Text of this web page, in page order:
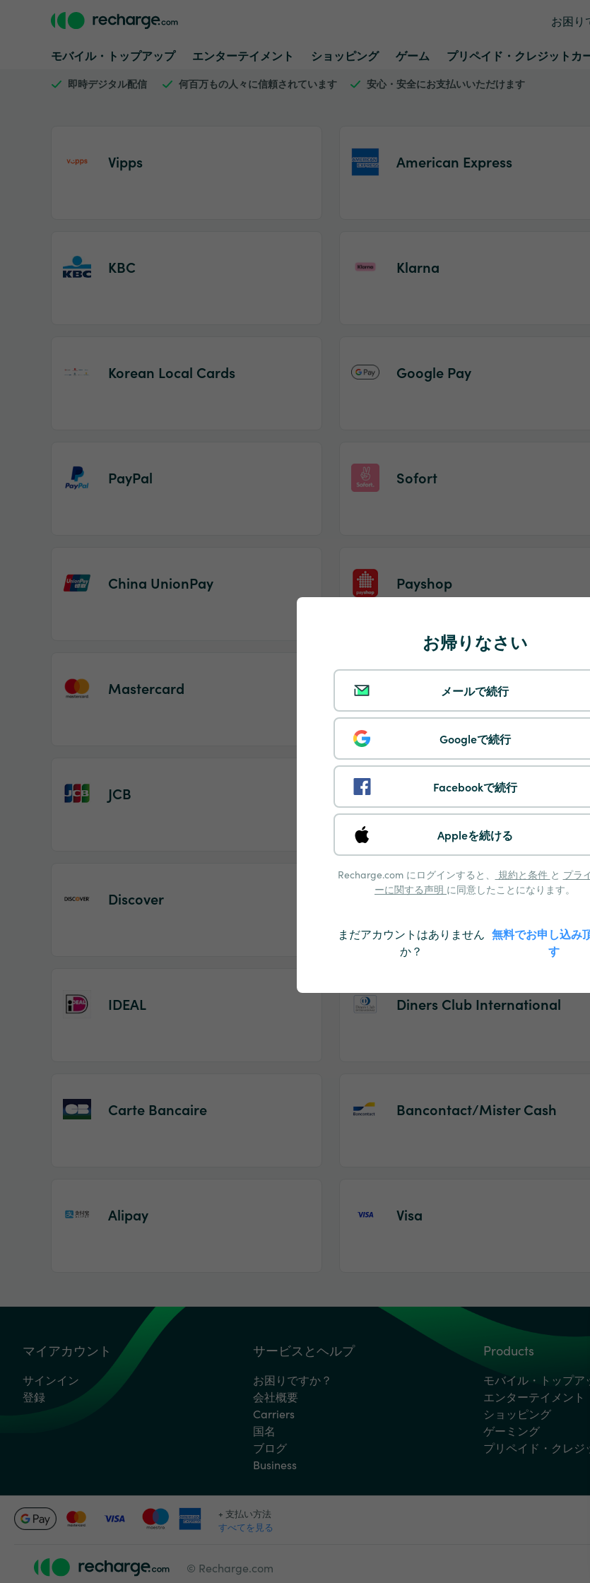
お困り
モバイル・トップアップ エンターテイメント ショッピング ゲーム プリペイド・クレジットカ
即時デジタル配信 何百万もの人々に信頼されています 安心・安全にお支払いいただけます
お帰りなさい
メールで続行
Googleで続行
Facebookで続行
Appleを続ける
Recharge.com にログインすると、 規約と条件 と プラ
ーに関する声明 に同意したことになります。
まだアカウントはありません
か？
無料でお申し込み
す
Vipps American Express
KBC Klarna
Korean Local Cards Google Pay
PayPal Sofort
China UnionPay Payshop
Mastercard Multibanco
JCB Pay by Phone
Discover Maestro
IDEAL Diners Club International
Carte Bancaire Bancontact/Mister Cash
Alipay Visa
マイアカウント
サインイン
登録
サービスとヘルプ
お困りですか？
会社概要
Carriers
国名
ブログ
Business
Products
モバイル・トップア
エンターテイメント
ショッピング
ゲーミング
プリペイド・クレジ
+ 支払い方法
すべてを見る
© Recharge.com